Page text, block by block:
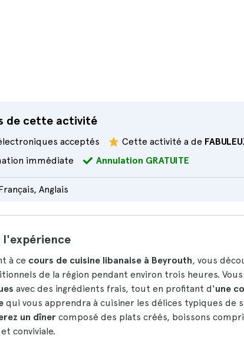
de cette activité
acceptés Cette activité a de
immédiate
Annulation GRATUITE
Anglais
l'expérience
à ce cours de cuisine libanaise à Beyrouth, vous
de la région pendant environ trois heures.
avec des ingrédients frais, tout en profitant d'une
qui vous apprendra à cuisiner les délices typiques de
un dîner composé des plats créés, boissons
conviviale.